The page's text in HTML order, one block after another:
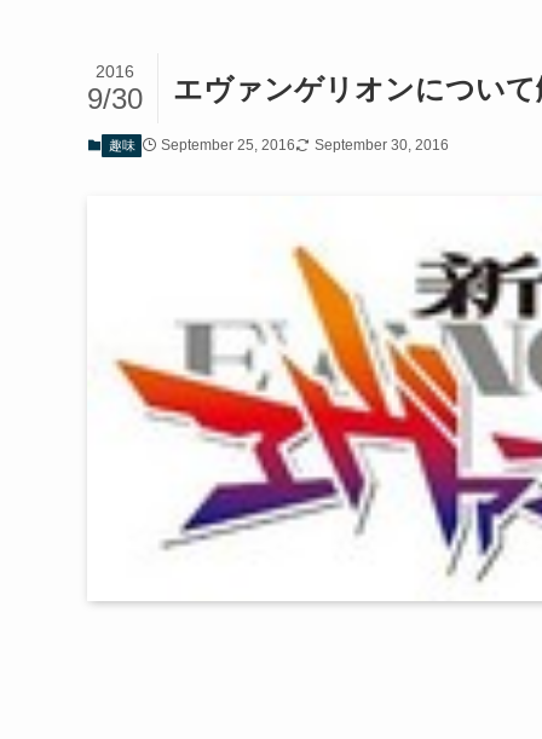
エヴァンゲリオンについて
2016
9/30
趣味 September 25, 2016 September 30, 2016